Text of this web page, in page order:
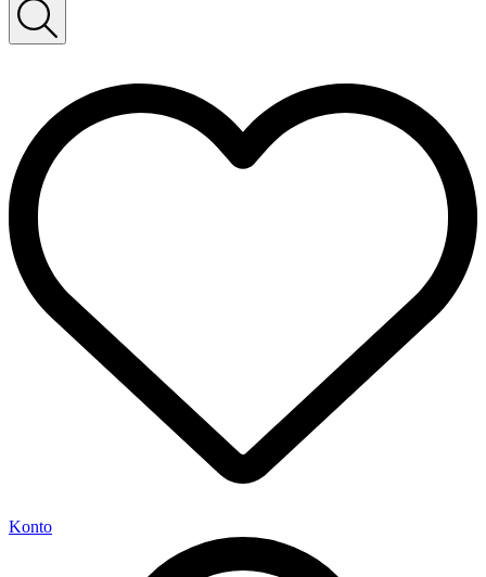
Konto